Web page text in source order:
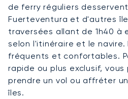
de ferry réguliers
Fuerteventura et d'autres
traversées allant de 1h40 à
selon l'itinéraire et le navire.
fréquents et confortables.
rapide ou plus exclusif,
prendre un vol ou affréter
îles.